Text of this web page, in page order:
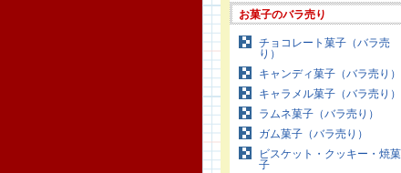
お菓子のバラ売り
チョコレート菓子（バラ売
り）
キャンディ菓子（バラ売り）
キャラメル菓子（バラ売り）
ラムネ菓子（バラ売り）
ガム菓子（バラ売り）
ビスケット・クッキー・焼菓
子